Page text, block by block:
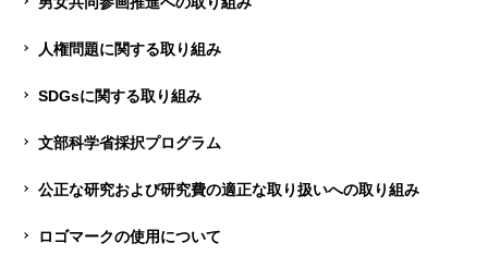
人権問題に関する取り組み
SDGsに関する取り組み
文部科学省採択プログラム
公正な研究および研究費の適正な取り扱いへの取り組み
ロゴマークの使用について